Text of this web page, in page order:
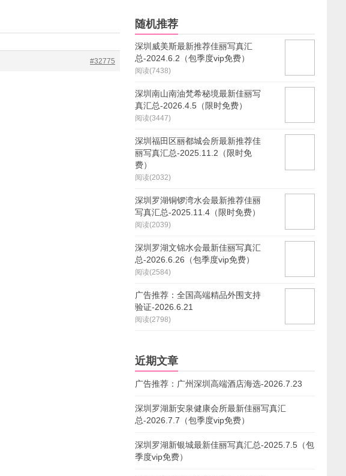
#32775
随机推荐
深圳威美斯最新推荐佳丽写真汇
总-2024.6.2（包季度vip免费）
阅读(7438)
深圳南山南油梵希秘境最新佳丽写
真汇总-2026.4.5（限时免费）
阅读(3447)
深圳福田区丽都城会所最新推荐佳
丽写真汇总-2025.11.2（限时免
费）
阅读(2032)
深圳罗湖铜锣湾水会最新推荐佳丽
写真汇总-2025.11.4（限时免费）
阅读(2039)
深圳罗湖文锦水会最新佳丽写真汇
总-2026.6.26（包季度vip免费）
阅读(2584)
广告推荐：全国高端精品外围支持
验证-2026.6.21
阅读(2798)
近期文章
广告推荐：广州深圳高端酒店海选-2026.7.23
深圳罗湖新安泉健康会所最新佳丽写真汇
总-2026.7.7（包季度vip免费）
深圳罗湖新银城最新佳丽写真汇总-2025.7.5（包
季度vip免费）